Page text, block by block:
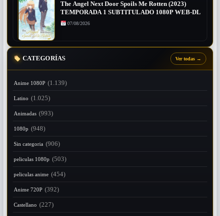
The Angel Next Door Spoils Me Rotten (2023)
TEMPORADA 1 SUBTITULADO 1080P WEB-DL
07/08/2026
CATEGORÍAS Ver todas →
Anime 1080P (1.139)
Latino (1.025)
Animadas (993)
1080p (948)
Sin categoria (906)
peliculas 1080p (503)
peliculas anime (454)
Anime 720P (392)
Castellano (227)